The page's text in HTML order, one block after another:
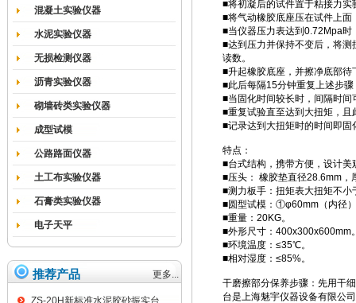
混凝土实验仪器
水泥实验仪器
无损检测仪器
沥青实验仪器
砌墙砖类实验仪器
成型试模
公路路面仪器
土工布实验仪器
石膏类实验仪器
电子天平
推荐产品 更多...
ZS-20H新标准水泥胶砂振实台
■将初凝后的试件置于粘接力
■将气动橡胶底座压在试件上
■当仪器压力表达到0.72Mpa
■达到压力并保持不变后，将
读数。
■升起橡胶底座，并擦净底部待
■此后每隔15分钟重复上述步骤
■当固化时间较长时，间隔时
■重复试验直至达到大扭矩，且
■记录达到大扭矩时的时间即固
特点：
■台式结构，携带方便，设计美
■压头： 橡胶垫直径28.6mm，
■测力板手：扭矩表大扭矩不
■圆型试模：①φ60mm（内径
■重量：20KG。
■外形尺寸：400x300x600mm
■环境温度：≤35℃。
■相对湿度：≤85%。
干磨擦部分保养步骤：先用干
台是上海魅宇仪器设备有限公